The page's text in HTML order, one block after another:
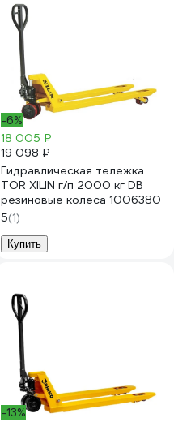
-6%
18 005 ₽
19 098 ₽
Гидравлическая тележка
TOR XILIN г/п 2000 кг DB
резиновые колеса 1006380
5(1)
Купить
-13%